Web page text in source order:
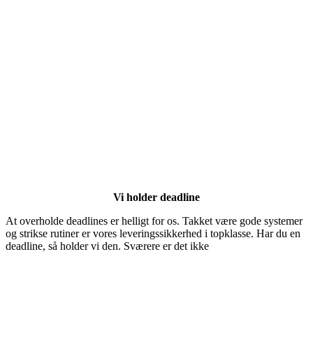
Vi holder deadline
At overholde deadlines er helligt for os. Takket være gode systemer
og strikse rutiner er vores leveringssikkerhed i topklasse. Har du en
deadline, så holder vi den. Sværere er det ikke